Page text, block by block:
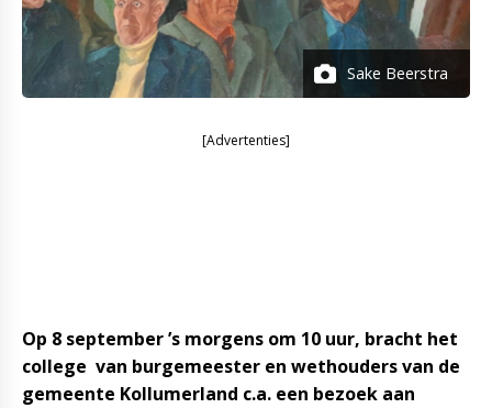
Sake Beerstra
[Advertenties]
Op 8 september ’s morgens om 10 uur, bracht het
college van burgemeester en wethouders van de
gemeente Kollumerland c.a. een bezoek aan